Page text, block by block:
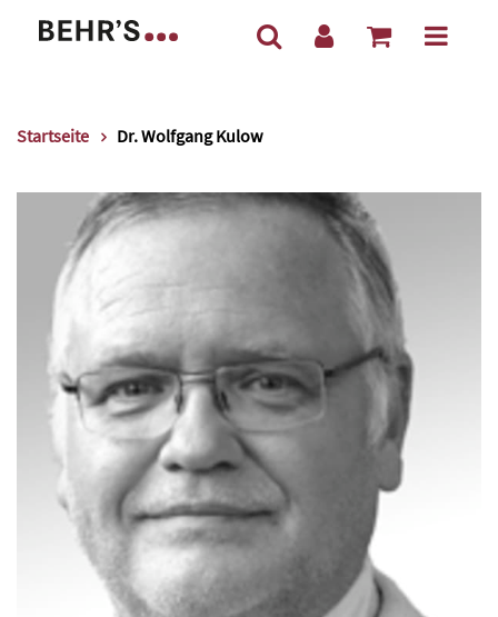
Startseite Dr. Wolfgang Kulow